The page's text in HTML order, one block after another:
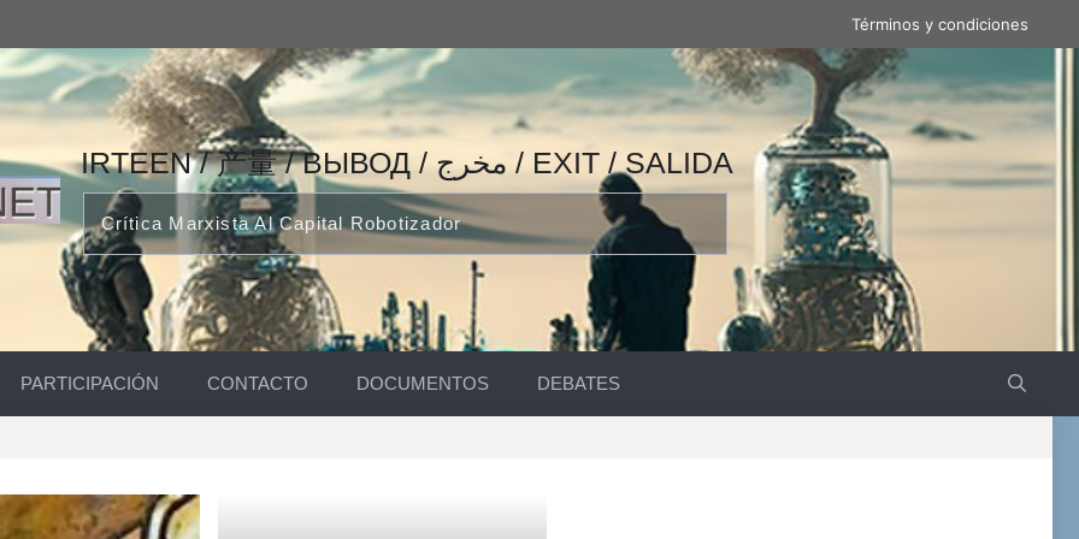
Términos y condiciones
IRTEEN / 产量 / ВЫВОД / مخرج / EXIT / SALIDA
Crítica Marxista Al Capital Robotizador
PARTICIPACIÓN CONTACTO DOCUMENTOS DEBATES